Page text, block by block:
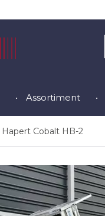
Assortiment
Hapert Cobalt HB-2